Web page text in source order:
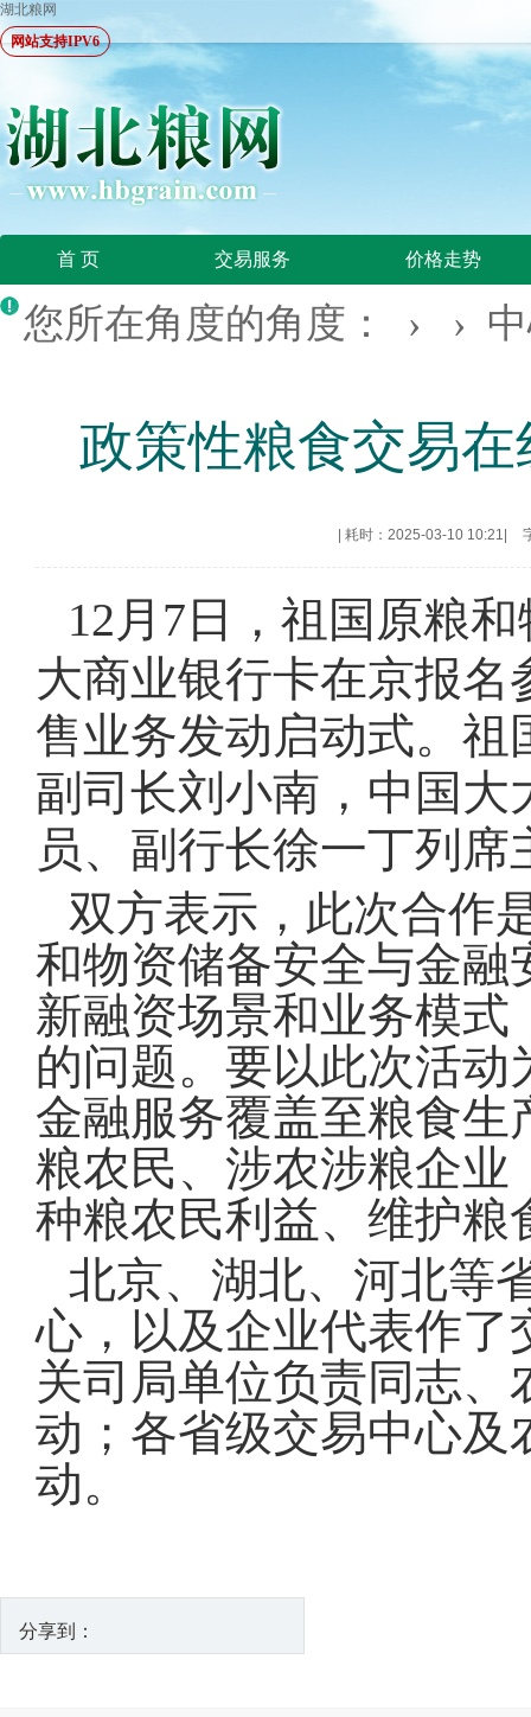
湖北粮网
网站支持IPV6
首 页 交易服务 价格走势
您所在角度的角度： › ›
政策性粮食交易
耗时：2025-03-10 10:21
12月7日，祖国原粮
大商业银行卡在京报
售业务发动启动式。
副司长刘小南，中国
员、副行长徐一丁列
双方表示，此次合作
和物资储备安全与金融
新融资场景和业务模
的问题。要以此次活
金融服务覆盖至粮食
粮农民、涉农涉粮企业
种粮农民利益、维护粮
北京、湖北、河北等
心，以及企业代表作了
关司局单位负责同志
动；各省级交易中心及
动。
分享到：